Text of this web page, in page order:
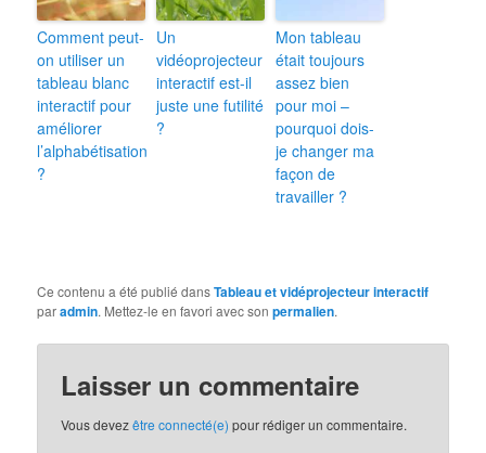
Comment peut-
on utiliser un
tableau blanc
interactif pour
améliorer
l’alphabétisation
?
Un
vidéoprojecteur
interactif est-il
juste une futilité
?
Mon tableau
était toujours
assez bien
pour moi –
pourquoi dois-
je changer ma
façon de
travailler ?
Ce contenu a été publié dansTableau et vidéprojecteur interactif
paradmin. Mettez-le en favori avec sonpermalien.
Laisser un commentaire
Vous devezêtre connecté(e) pour rédiger un commentaire.